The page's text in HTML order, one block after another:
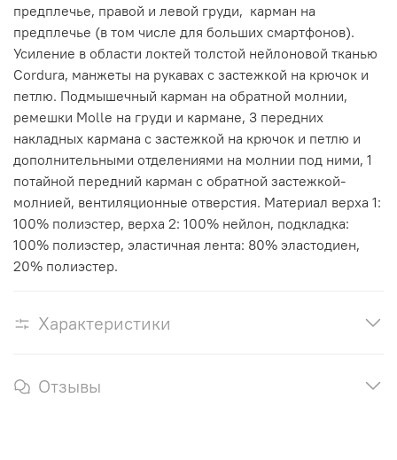
предплечье, правой и левой груди, карман на
предплечье (в том числе для больших смартфонов).
Усиление в области локтей толстой нейлоновой тканью
Cordura, манжеты на рукавах с застежкой на крючок и
петлю. Подмышечный карман на обратной молнии,
ремешки Molle на груди и кармане, 3 передних
накладных кармана с застежкой на крючок и петлю и
дополнительными отделениями на молнии под ними, 1
потайной передний карман с обратной застежкой-
молнией, вентиляционные отверстия. Материал верха 1:
100% полиэстер, верха 2: 100% нейлон, подкладка:
100% полиэстер, эластичная лента: 80% эластодиен,
20% полиэстер.
Характеристики
Отзывы